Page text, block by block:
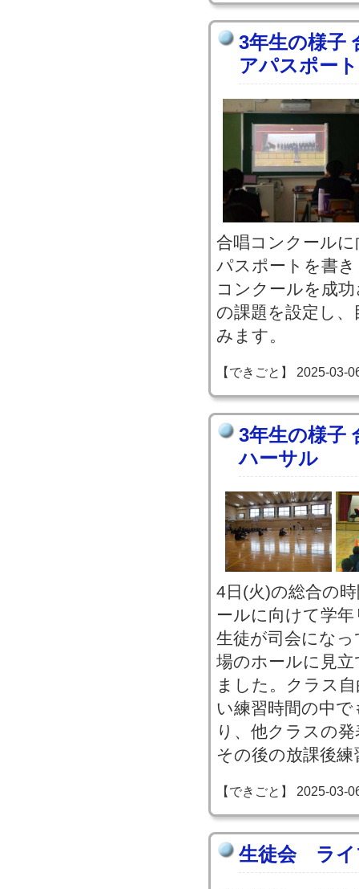
3年生の様子
アパスポート
合唱コンクール
パスポートを書
コンクールを成
の課題を設定し
みます。
【できごと】 2025-03-
3年生の様子
ハーサル
4日(火)の総合の
ールに向けて学
生徒が司会にな
場のホールに見
ました。クラス
い練習時間の中
り、他クラスの
その後の放課後
【できごと】 2025-03-
生徒会 ライ